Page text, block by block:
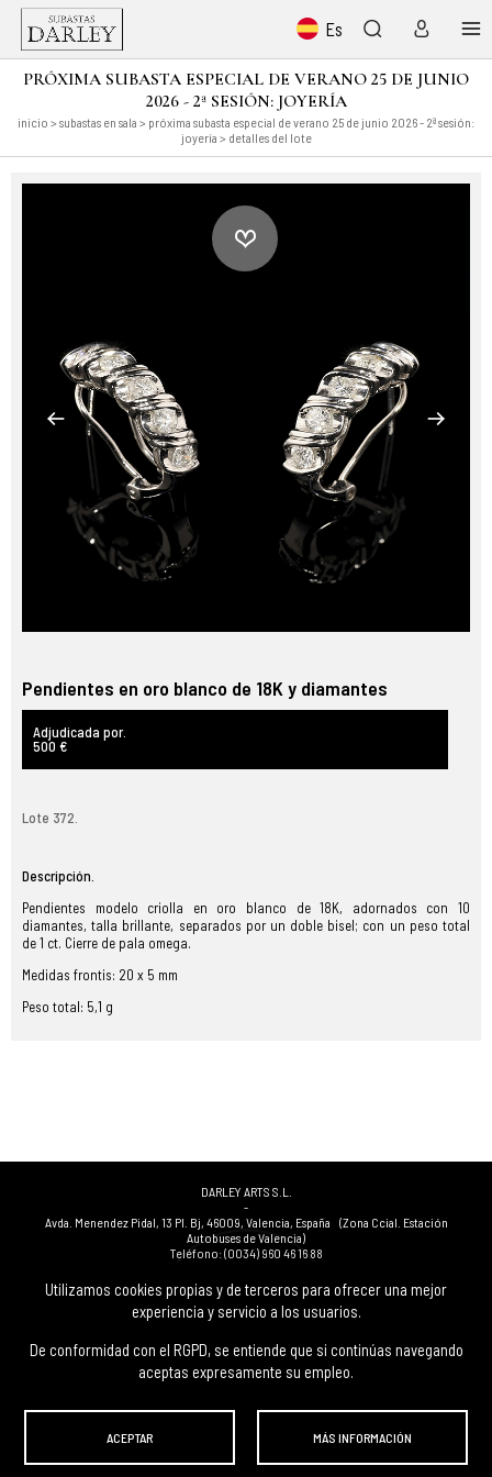
Utilizamos cookies propias y de terceros para ofrecer una mejor
experiencia y servicio a los usuarios.
De conformidad con el RGPD, se entiende que si continúas navegando
aceptas expresamente su empleo.
ACEPTAR MÁS INFORMACIÓN
Es
PRÓXIMA SUBASTA ESPECIAL DE VERANO 25 DE JUNIO
2026 - 2ª SESIÓN: JOYERÍA
inicio > subastas en sala > próxima subasta especial de verano 25 de junio 2026 - 2ª sesión:
joyería > detalles del lote
Pendientes en oro blanco de 18K y diamantes
Adjudicada por.
500 €
Lote 372.
Descripción.
Pendientes modelo criolla en oro blanco de 18K, adornados con 10
diamantes, talla brillante, separados por un doble bisel; con un peso total
de 1 ct. Cierre de pala omega.
Medidas frontis: 20 x 5 mm
Peso total: 5,1 g
DARLEY ARTS S.L.
-
Avda. Menendez Pidal, 13 Pl. Bj, 46009, Valencia, España (Zona Ccial. Estación
Autobuses de Valencia)
Teléfono:(0034) 960 46 16 88
(0034) 963 40 48 21
-
(0034) 669 53 68 89(solo WhatsApp)
info@subastasdarley.com